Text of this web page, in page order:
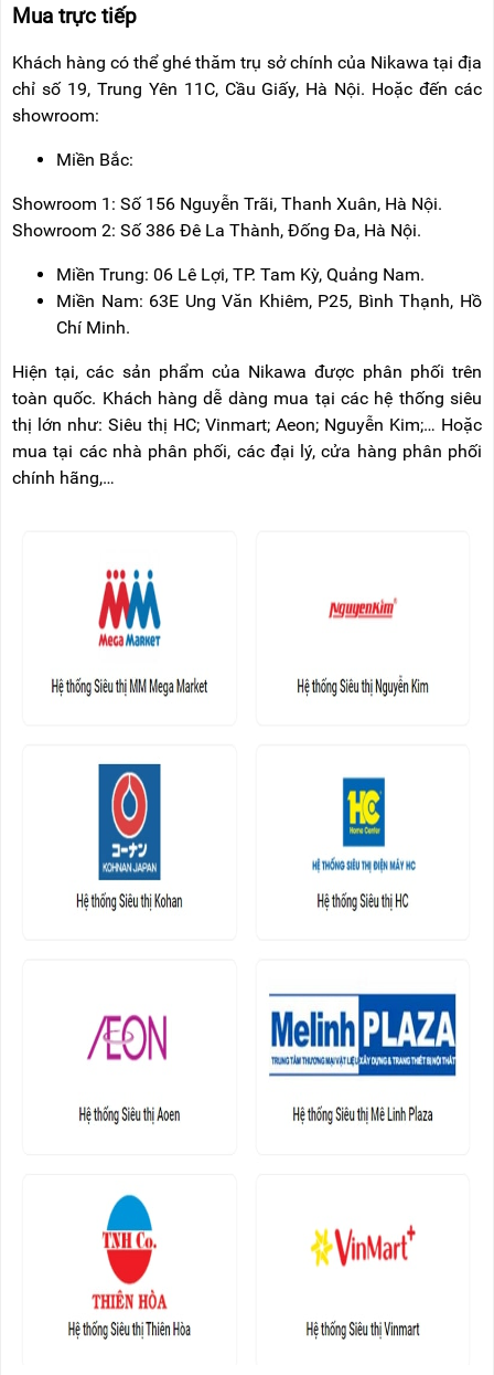
Mua trực tiếp
Khách hàng có thể ghé thăm trụ sở chính của Nikawa tại địa
chỉ số 19, Trung Yên 11C, Cầu Giấy, Hà Nội. Hoặc đến các
showroom:
Miền Bắc:
Showroom 1: Số 156 Nguyễn Trãi, Thanh Xuân, Hà Nội.
Showroom 2: Số 386 Đê La Thành, Đống Đa, Hà Nội.
Miền Trung: 06 Lê Lợi, TP. Tam Kỳ, Quảng Nam.
Miền Nam: 63E Ung Văn Khiêm, P25, Bình Thạnh, Hồ
Chí Minh.
Hiện tại, các sản phẩm của Nikawa được phân phối trên
toàn quốc. Khách hàng dễ dàng mua tại các hệ thống siêu
thị lớn như: Siêu thị HC; Vinmart; Aeon; Nguyễn Kim;… Hoặc
mua tại các nhà phân phối, các đại lý, cửa hàng phân phối
chính hãng,…